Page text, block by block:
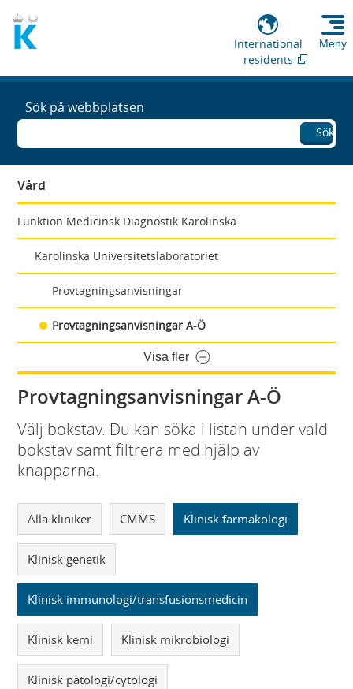
International
residents
Meny
Sök på webbplatsen
Sök
Vård
Funktion Medicinsk Diagnostik Karolinska
Karolinska Universitetslaboratoriet
Provtagningsanvisningar
Provtagningsanvisningar A-Ö
Visa fler
Provtagningsanvisningar A-Ö
Välj bokstav. Du kan söka i listan under vald
bokstav samt filtrera med hjälp av
knapparna.
Alla kliniker CMMS Klinisk farmakologi
Klinisk genetik
Klinisk immunologi/transfusionsmedicin
Klinisk kemi Klinisk mikrobiologi
Klinisk patologi/cytologi